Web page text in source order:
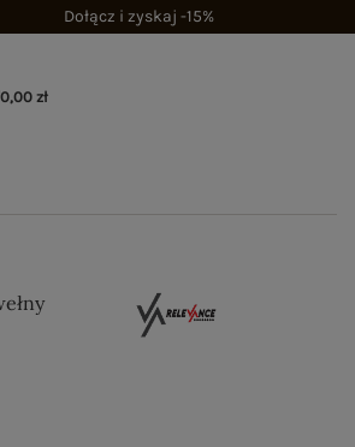
Dołącz i zyskaj -15%
0,00 zł